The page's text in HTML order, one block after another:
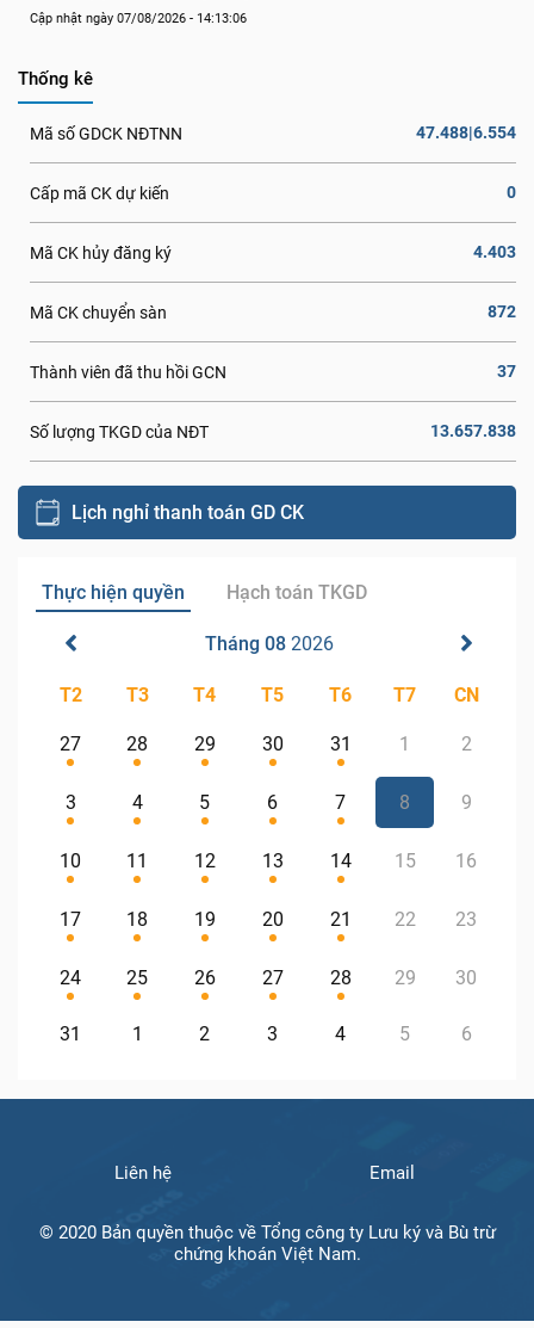
Cập nhật ngày 07/08/2026 - 14:13:06
Thống kê
Mã số GDCK NĐTNN 47.488|6.554
Cấp mã CK dự kiến 0
Mã CK hủy đăng ký 4.403
Mã CK chuyển sàn 872
Thành viên đã thu hồi GCN 37
Số lượng TKGD của NĐT 13.657.838
Lịch nghỉ thanh toán GD CK
Thực hiện quyền Hạch toán TKGD
Tháng 08 2026
T2 T3 T4 T5 T6 T7 CN
27 28 29 30 31 1 2
3 4 5 6 7 8 9
10 11 12 13 14 15 16
17 18 19 20 21 22 23
24 25 26 27 28 29 30
31 1 2 3 4 5 6
Liên hệ Email
© 2020 Bản quyền thuộc về Tổng công ty Lưu ký và Bù trừ
chứng khoán Việt Nam.